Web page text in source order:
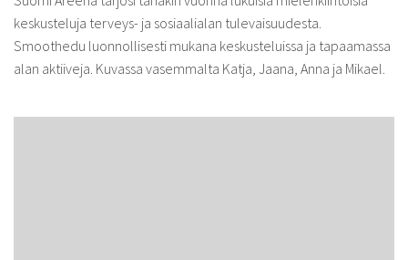
keskusteluja terveys- ja sosiaalialan tulevaisuudesta.
Smoothedu luonnollisesti mukana keskusteluissa ja tapaamassa
alan aktiiveja. Kuvassa vasemmalta Katja, Jaana, Anna ja Mikael.